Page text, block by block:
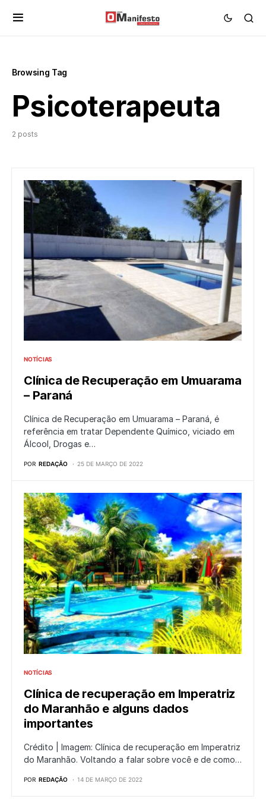
Browsing Tag
Psicoterapeuta
2 posts
NOTÍCIAS
Clínica de Recuperação em Umuarama
– Paraná
Clínica de Recuperação em Umuarama – Paraná, é
referência em tratar Dependente Químico, viciado em
Álcool, Drogas e…
POR REDAÇÃO 25 DE MARÇO DE 2022
NOTÍCIAS
Clínica de recuperação em Imperatriz
do Maranhão e alguns dados
importantes
Crédito | Imagem: Clínica de recuperação em Imperatriz
do Maranhão. Voltando a falar sobre você e de como…
POR REDAÇÃO 14 DE MARÇO DE 2022